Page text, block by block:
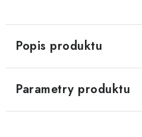
59 ml /
vysouvací
Popis produktu
Parametry produktu